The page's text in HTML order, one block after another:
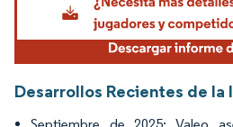
Desarrollos Recientes de la